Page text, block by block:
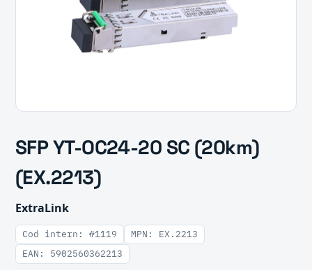
SFP YT-OC24-20 SC (20km)
(EX.2213)
ExtraLink
Cod intern: #1119
MPN: EX.2213
EAN: 5902560362213